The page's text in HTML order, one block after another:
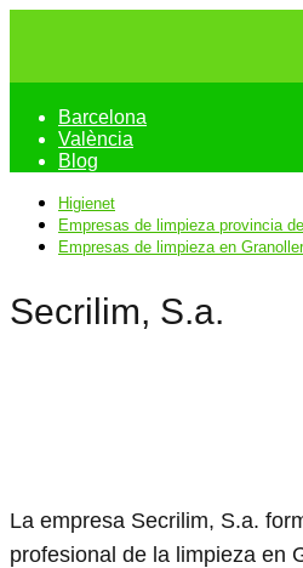
Barcelona
València
Blog
Higienet
Empresas de limpieza provincia
Empresas de limpieza en
Secrilim, S.a.
La empresa Secrilim, S.a.
profesional de la limpieza en